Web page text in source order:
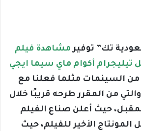
تك” توفير مشاهدة فيلم
أكوام ماي سيما ايجي
من السينمات مثلما فعلنا مع
والتي من المقرر طرحه قريبًا خلال
حيث أعلن صناع الفيلم
الأخير للفيلم، حيث